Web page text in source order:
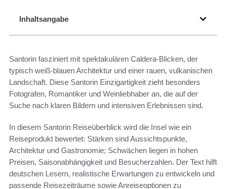
Inhaltsangabe
Santorin fasziniert mit spektakulären Caldera-Blicken, der
typisch weiß-blauen Architektur und einer rauen, vulkanischen
Landschaft. Diese Santorin Einzigartigkeit zieht besonders
Fotografen, Romantiker und Weinliebhaber an, die auf der
Suche nach klaren Bildern und intensiven Erlebnissen sind.
In diesem Santorin Reiseüberblick wird die Insel wie ein
Reiseprodukt bewertet: Stärken sind Aussichtspunkte,
Architektur und Gastronomie; Schwächen liegen in hohen
Preisen, Saisonabhängigkeit und Besucherzahlen. Der Text hilft
deutschen Lesern, realistische Erwartungen zu entwickeln und
passende Reisezeiträume sowie Anreiseoptionen zu